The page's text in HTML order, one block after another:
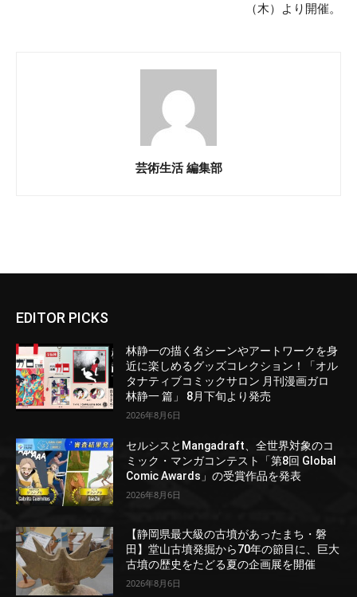
（木）より開催。
芸術生活 編集部
EDITOR PICKS
林静一の描く名シーンやアートワークを身
近に楽しめるグッズコレクション！「オル
タナティブコミックサロン 月刊漫画ガロ
林静一 篇」 8月下旬より発売
2026年8月6日
セルシスとMangadraft、全世界対象のコ
ミック・マンガコンテスト「第8回 Global
Comic Awards」の受賞作品を発表
2026年8月6日
【静岡県最大級の古墳があったまち・磐
田】堂山古墳発掘から70年の節目に、巨大
古墳の歴史をたどる夏の企画展を開催
2026年8月6日